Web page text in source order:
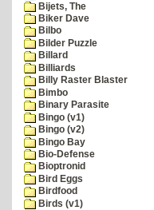
Bijets, The
Biker Dave
Bilbo
Bilder Puzzle
Billard
Billiards
Billy Raster Blaster
Bimbo
Binary Parasite
Bingo (v1)
Bingo (v2)
Bingo Bay
Bio-Defense
Bioptronid
Bird Eggs
Birdfood
Birds (v1)